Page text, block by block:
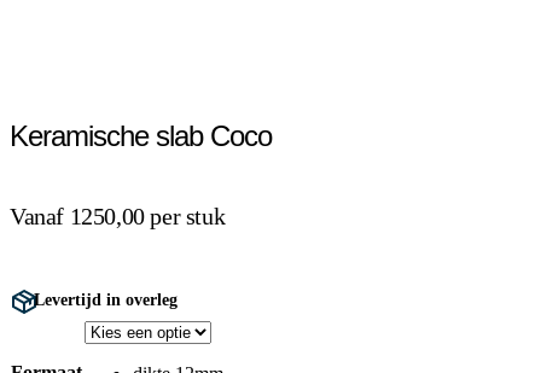
Keramische slab Coco
Vanaf 1250,00 per stuk
Levertijd in overleg